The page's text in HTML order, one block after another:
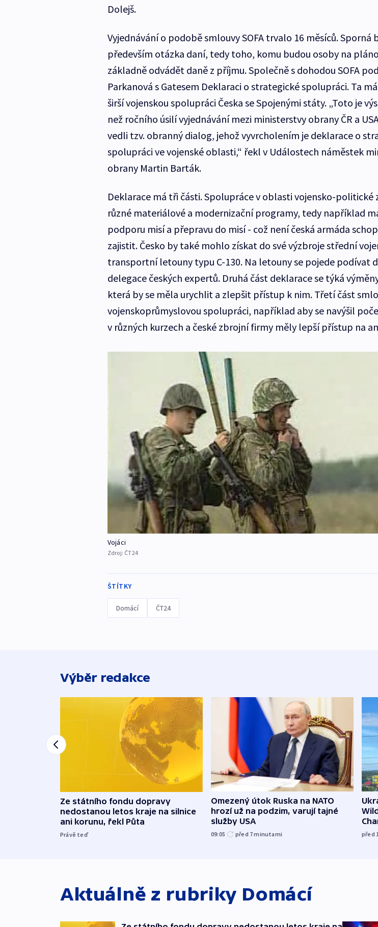
Dolejš.
Vyjednávání o podobě smlouvy SOFA trvalo 16 měsíců. Sporná
především otázka daní, tedy toho, komu budou osoby na
základně odvádět daně z příjmu. Společně s dohodou SOFA
Parkanová s Gatesem Deklaraci o strategické spolupráci. Ta
širší vojenskou spolupráci Česka se Spojenými státy. „Toto je
než ročního úsilí vyjednávání mezi ministerstvy obrany ČR a
vedli tzv. obranný dialog, jehož vyvrcholením je deklarace o
spolupráci ve vojenské oblasti,“ řekl v Událostech náměstek
obrany Martin Barták.
Deklarace má tři části. Spolupráce v oblasti vojensko-politické
různé materiálové a modernizační programy, tedy například
podporu misí a přepravu do misí - což není česká armáda
zajistit. Česko by také mohlo získat do své výzbroje střední
transportní letouny typu C-130. Na letouny se pojede podívat
delegace českých expertů. Druhá část deklarace se týká
která by se měla urychlit a zlepšit přístup k nim. Třetí část
vojenskoprůmyslovou spolupráci, například aby se navýšil
v různých kurzech a české zbrojní firmy měly lepší přístup na
Vojáci
Zdroj: ČT24
ŠTÍTKY
Domácí ČT24
Výběr redakce
Ze státního fondu dopravy
nedostanou letos kraje na silnice
ani korunu, řekl Půta
Právě teď
Omezený útok Ruska na NATO
hrozí už na podzim, varují tajné
služby USA
09:05 před 7minutami před
Aktuálně z rubriky Domácí